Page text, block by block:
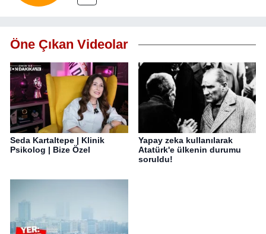
Öne Çıkan Videolar
Seda Kartaltepe | Klinik
Psikolog | Bize Özel
Yapay zeka kullanılarak
Atatürk'e ülkenin durumu
soruldu!